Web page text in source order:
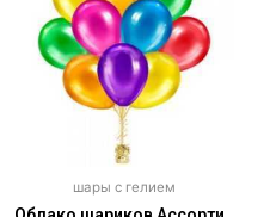
шары с гелием